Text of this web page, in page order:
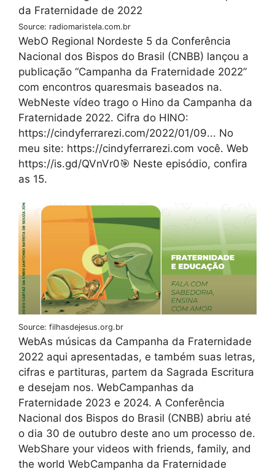
Source: radiomaristela.com.br
WebO Regional Nordeste 5 da Conferência
Nacional dos Bispos do Brasil (CNBB) lançou a
publicação “Campanha da Fraternidade 2022”
com encontros quaresmais baseados na.
WebNeste vídeo trago o Hino da Campanha da
Fraternidade 2022. Cifra do HINO:
https://cindyferrarezi.com/2022/01/09... No
meu site: https://cindyferrarezi.com você. Web️
https://is.gd/QVnVr0🎯 Neste episódio, confira
as 15.
Source: filhasdejesus.org.br
WebAs músicas da Campanha da Fraternidade
2022 aqui apresentadas, e também suas letras,
cifras e partituras, partem da Sagrada Escritura
e desejam nos. WebCampanhas da
Fraternidade 2023 e 2024. A Conferência
Nacional dos Bispos do Brasil (CNBB) abriu até
o dia 30 de outubro deste ano um processo de.
WebShare your videos with friends, family, and
the world WebCampanha da Fraternidade